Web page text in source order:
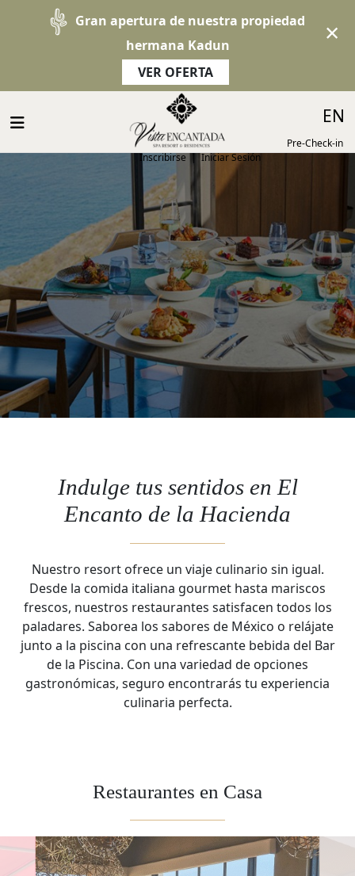
EN
Inscribirse|Iniciar Sesión
Pre-Check-in
Gran apertura de nuestra propiedad
hermana Kadun
VER OFERTA
×
Indulge tus sentidos en El
Encanto de la Hacienda
Nuestro resort ofrece un viaje culinario sin igual.
Desde la comida italiana gourmet hasta mariscos
frescos, nuestros restaurantes satisfacen todos los
paladares. Saborea los sabores de México o relájate
junto a la piscina con una refrescante bebida del Bar
de la Piscina. Con una variedad de opciones
gastronómicas, seguro encontrarás tu experiencia
culinaria perfecta.
Restaurantes en Casa